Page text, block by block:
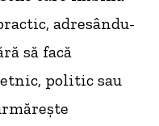
adresându-
să facă
politic sau